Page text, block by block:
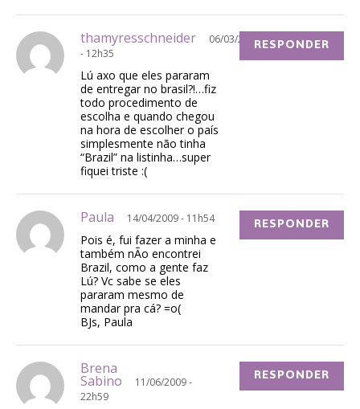
thamyresschneider
06/03/2009
- 12h35
Lú axo que eles pararam
de entregar no brasil?!…fiz
todo procedimento de
escolha e quando chegou
na hora de escolher o país
simplesmente não tinha
“Brazil” na listinha…super
fiquei triste :(
RESPONDER
Paula 14/04/2009 - 11h54
Pois é, fui fazer a minha e
também nÃo encontrei
Brazil, como a gente faz
Lú? Vc sabe se eles
pararam mesmo de
mandar pra cá? =o(
BJs, Paula
RESPONDER
Brena
Sabino
11/06/2009 -
22h59
RESPONDER